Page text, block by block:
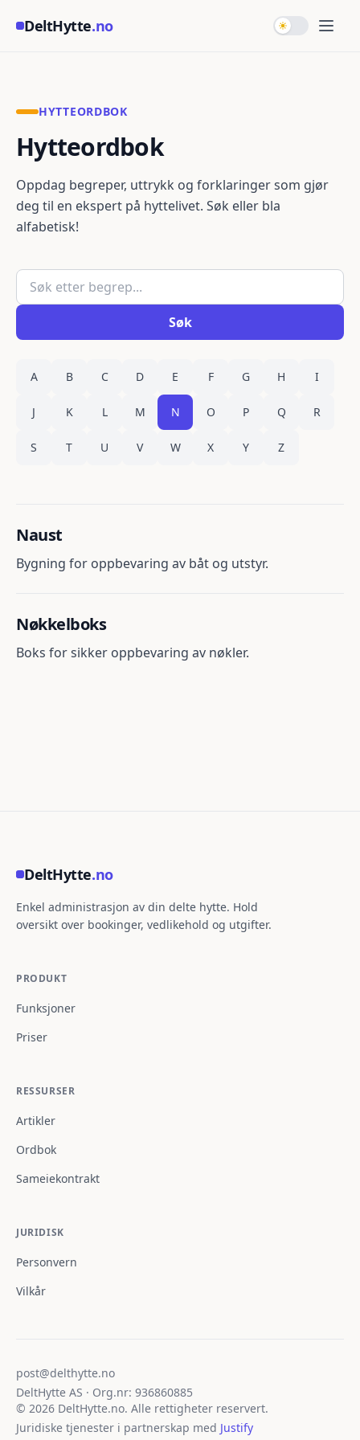
DeltHytte.no Bytt til mørk
HYTTEORDBOK
Hytteordbok
Oppdag begreper, uttrykk og forklaringer som gjør
deg til en ekspert på hyttelivet. Søk eller bla
alfabetisk!
Søk etter begrep
Søk
A B C D E F G H I
J K L M N O P Q R
S T U V W X Y Z
Naust
Bygning for oppbevaring av båt og utstyr.
Nøkkelboks
Boks for sikker oppbevaring av nøkler.
DeltHytte.no
Enkel administrasjon av din delte hytte. Hold
oversikt over bookinger, vedlikehold og utgifter.
PRODUKT
Funksjoner
Priser
RESSURSER
Artikler
Ordbok
Sameiekontrakt
JURIDISK
Personvern
Vilkår
post@delthytte.no
DeltHytte AS · Org.nr: 936860885
© 2026 DeltHytte.no. Alle rettigheter reservert.
Juridiske tjenester i partnerskap med Justify